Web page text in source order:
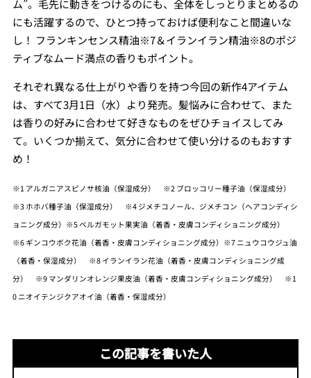
ム”。毛先に動きをつけるのにも、全体をしっとりまとめるの
にも活躍するので、ひとつ持っておけば便利なこと間違いな
し！ フランキンセンス精油※7＆イランイラン精油※8のポジ
ティブなムード満点の香りもポイント。
それぞれ異なる仕上がりや香りを持つ今回の新作4アイテム
は、すべて3月1日（水）より発売。髪悩みに合わせて、また
は香りの好みに合わせて好きなものをぜひチョイスしてみ
て。いくつか揃えて、気分に合わせて使い分けるのもおすす
め！
※1 アルガニアスピノサ核油（保湿成分） ※2 ブロッコリー種子油（保湿成分）
※3 ホホバ種子油（保湿成分） ※4 ジメチコノール、ジメチコン（ヘアコンディシ
ョニング成分）※5 ベルガモット果実油（着香・皮膚コンディショニング成分）
※6 ギンコウボク花油（着香・皮膚コンディショニング成分）※7 ニュウコウジュ油
（着香・保湿成分） ※8 イランイラン花油（着香・皮膚コンディショニング成
分） ※9 マンダリンオレンジ果皮油（着香・皮膚コンディショニング成分） ※1
0 ニオイテンジクアオイ油（着香・保湿成分）
この記事を書いた人